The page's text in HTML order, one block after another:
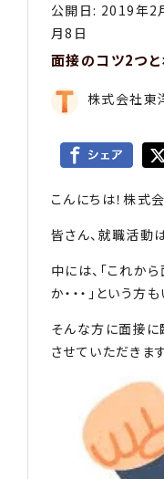
公開日: 2019年2
月8日
面接のコツ2つと
株式会社東
こんにちは！株式
皆さん、就職活動
中には、「これか
か・・・」という方
そんな方に面接に
させていただきます